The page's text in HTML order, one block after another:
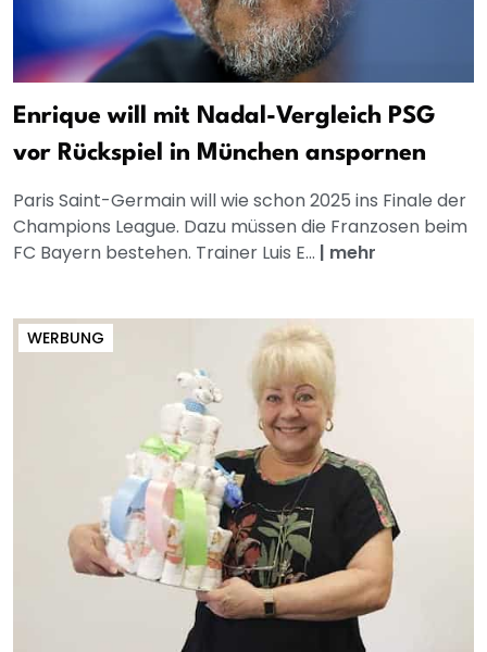
Enrique will mit Nadal-Vergleich PSG
vor Rückspiel in München anspornen
Paris Saint-Germain will wie schon 2025 ins Finale der
Champions League. Dazu müssen die Franzosen beim
FC Bayern bestehen. Trainer Luis E... | mehr
WERBUNG